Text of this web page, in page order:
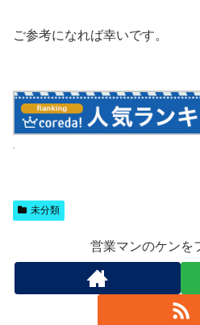
ご参考になれば幸いです。
未分類
営業マンのケンを